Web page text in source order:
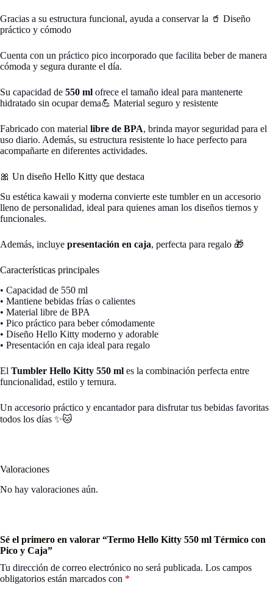
Gracias a su estructura funcional, ayuda a conservar la 🥤 Diseño
práctico y cómodo
Cuenta con un práctico pico incorporado que facilita beber de manera
cómoda y segura durante el día.
Su capacidad de 550 ml ofrece el tamaño ideal para mantenerte
hidratado sin ocupar dema💪 Material seguro y resistente
Fabricado con material libre de BPA, brinda mayor seguridad para el
uso diario. Además, su estructura resistente lo hace perfecto para
acompañarte en diferentes actividades.
🎀 Un diseño Hello Kitty que destaca
Su estética kawaii y moderna convierte este tumbler en un accesorio
lleno de personalidad, ideal para quienes aman los diseños tiernos y
funcionales.
Además, incluye presentación en caja, perfecta para regalo 🎁
Características principales
• Capacidad de 550 ml
• Mantiene bebidas frías o calientes
• Material libre de BPA
• Pico práctico para beber cómodamente
• Diseño Hello Kitty moderno y adorable
• Presentación en caja ideal para regalo
El Tumbler Hello Kitty 550 ml es la combinación perfecta entre
funcionalidad, estilo y ternura.
Un accesorio práctico y encantador para disfrutar tus bebidas favoritas
todos los días ✨🐱
Valoraciones
No hay valoraciones aún.
Sé el primero en valorar “Termo Hello Kitty 550 ml Térmico con
Pico y Caja”
Tu dirección de correo electrónico no será publicada. Los campos
obligatorios están marcados con *